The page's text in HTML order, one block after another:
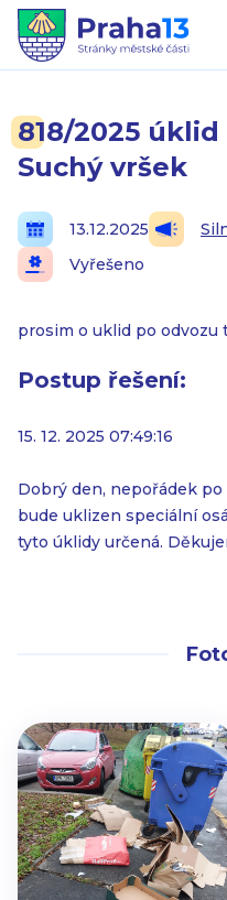
818/2025
Suchý vršek
13.12.2025
Vyřešeno
prosim o uklid po odvozu
Postup řešení:
15. 12. 2025 07:49:16
Dobrý den, nepořádek
bude uklizen speciální
tyto úklidy určená.